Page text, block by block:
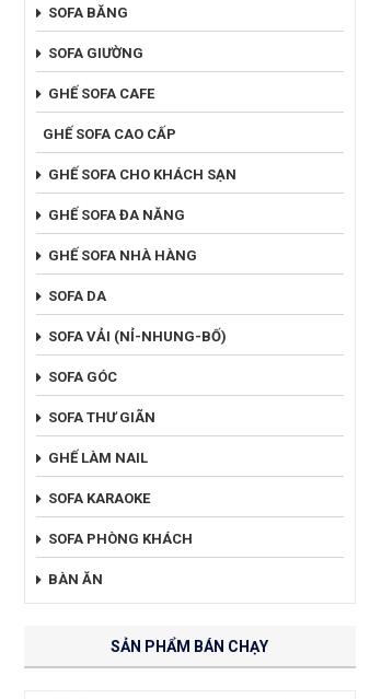
SOFA BĂNG
SOFA GIƯỜNG
GHẾ SOFA CAFE
GHẾ SOFA CAO CẤP
GHẾ SOFA CHO KHÁCH SẠN
GHẾ SOFA ĐA NĂNG
GHẾ SOFA NHÀ HÀNG
SOFA DA
SOFA VẢI (NỈ-NHUNG-BỐ)
SOFA GÓC
SOFA THƯ GIÃN
GHẾ LÀM NAIL
SOFA KARAOKE
SOFA PHÒNG KHÁCH
BÀN ĂN
SẢN PHẨM BÁN CHẠY